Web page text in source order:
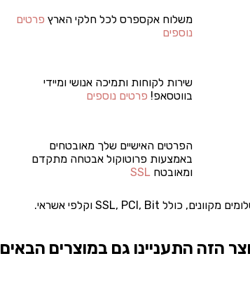
משלוח אקספרס לכל חלקי הארץ פרטים
נוספים
שירות לקוחות ותמיכה אנושי ומיידי
בווטסאפ! פרטים נוספים
הפרטים האישיים שלך מאובטחים
באמצעות פרוטוקול אבטחה מתקדם
ומאובטח SSL
הזה התעניינו גם במוצרים הבאים